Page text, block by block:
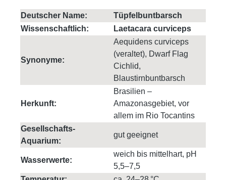
Deutscher Name:
Tüpfelbuntbarsch
Wissenschaftlich:
Laetacara curviceps
Synonyme:
Aequidens curviceps
(veraltet), Dwarf Flag
Cichlid,
Blaustirnbuntbarsch
Herkunft:
Brasilien –
Amazonasgebiet, vor
allem im Rio Tocantins
Gesellschafts-
Aquarium:
gut geeignet
Wasserwerte:
weich bis mittelhart, pH
5,5–7,5